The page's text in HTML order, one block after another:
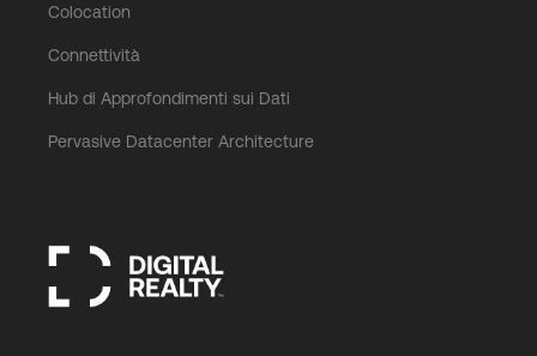
Colocation
Connettività
Hub di Approfondimenti sui Dati
Pervasive Datacenter Architecture